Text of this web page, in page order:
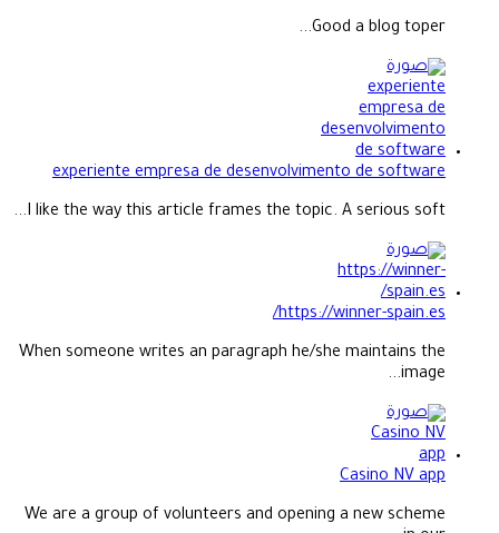
Good a blog toper...
experiente empresa de desenvolvimento de software
I like the way this article frames the topic. A serious soft...
https://winner-spain.es/
When someone writes an paragraph he/she maintains the
image...
Casino NV app
We are a group of volunteers and opening a new scheme